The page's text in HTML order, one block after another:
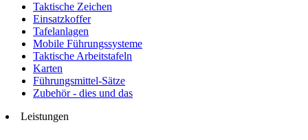
Taktische Zeichen
Einsatzkoffer
Tafelanlagen
Mobile Führungssysteme
Taktische Arbeitstafeln
Karten
Führungsmittel-Sätze
Zubehör - dies und das
Leistungen